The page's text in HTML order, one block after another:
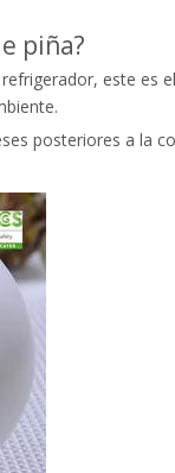
piña?
este
posteriores a la